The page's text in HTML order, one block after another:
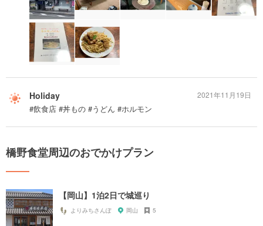
Holiday
#飲食店 #丼もの #うどん #ホルモン
2021年11月19日
橋野食堂周辺のおでかけプラン
【岡山】1泊2日で城巡り
よりみちさんぽ 岡山 5